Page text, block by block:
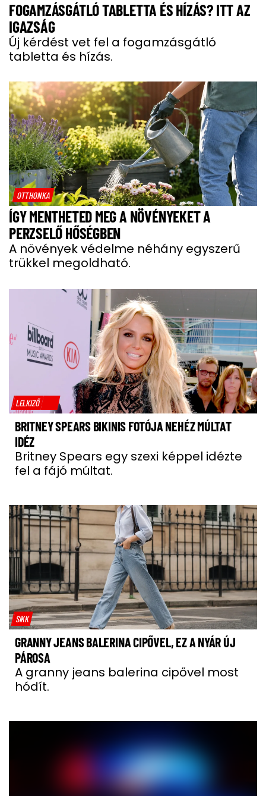
FOGAMZÁSGÁTLÓ TABLETTA ÉS HÍZÁS? ITT AZ
IGAZSÁG
Új kérdést vet fel a fogamzásgátló
tabletta és hízás.
OTTHONKA
ÍGY MENTHETED MEG A NÖVÉNYEKET A
PERZSELŐ HŐSÉGBEN
A növények védelme néhány egyszerű
trükkel megoldható.
LELKIZŐ
BRITNEY SPEARS BIKINIS FOTÓJA NEHÉZ MÚLTAT
IDÉZ
Britney Spears egy szexi képpel idézte
fel a fájó múltat.
SIKK
GRANNY JEANS BALERINA CIPŐVEL, EZ A NYÁR ÚJ
PÁROSA
A granny jeans balerina cipővel most
hódít.